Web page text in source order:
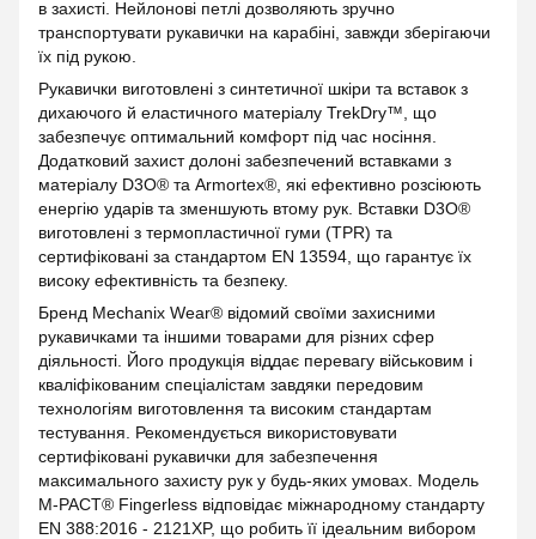
в захисті. Нейлонові петлі дозволяють зручно
транспортувати рукавички на карабіні, завжди зберігаючи
їх під рукою.
Рукавички виготовлені з синтетичної шкіри та вставок з
дихаючого й еластичного матеріалу TrekDry™, що
забезпечує оптимальний комфорт під час носіння.
Додатковий захист долоні забезпечений вставками з
матеріалу D3O® та Armortex®, які ефективно розсіюють
енергію ударів та зменшують втому рук. Вставки D3O®
виготовлені з термопластичної гуми (TPR) та
сертифіковані за стандартом EN 13594, що гарантує їх
високу ефективність та безпеку.
Бренд Mechanix Wear® відомий своїми захисними
рукавичками та іншими товарами для різних сфер
діяльності. Його продукція віддає перевагу військовим і
кваліфікованим спеціалістам завдяки передовим
технологіям виготовлення та високим стандартам
тестування. Рекомендується використовувати
сертифіковані рукавички для забезпечення
максимального захисту рук у будь-яких умовах. Модель
M-PACT® Fingerless відповідає міжнародному стандарту
EN 388:2016 - 2121XP, що робить її ідеальним вибором